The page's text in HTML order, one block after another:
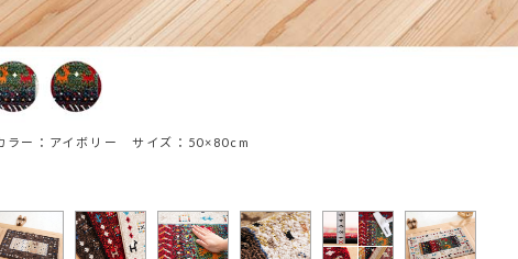
ラー：アイボリー サイズ：50×80cm